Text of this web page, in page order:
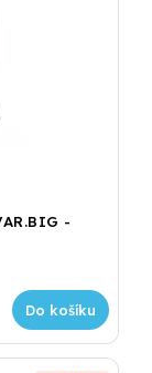
-
Do košíku